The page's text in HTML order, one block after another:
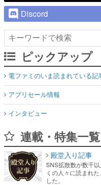
Discord
ピックアップ
電ファミのいま読まれている
アプリセール情報
インタビュー
連載・特集一覧
殿堂入り記事
SNS拡散数が数千
くの人々に読まれ
した。